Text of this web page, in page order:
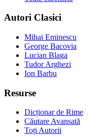
Autori Clasici
Mihai Eminescu
George Bacovia
Lucian Blaga
Tudor Arghezi
Ion Barbu
Resurse
Dicționar de Rime
Căutare Avansată
Toți Autorii